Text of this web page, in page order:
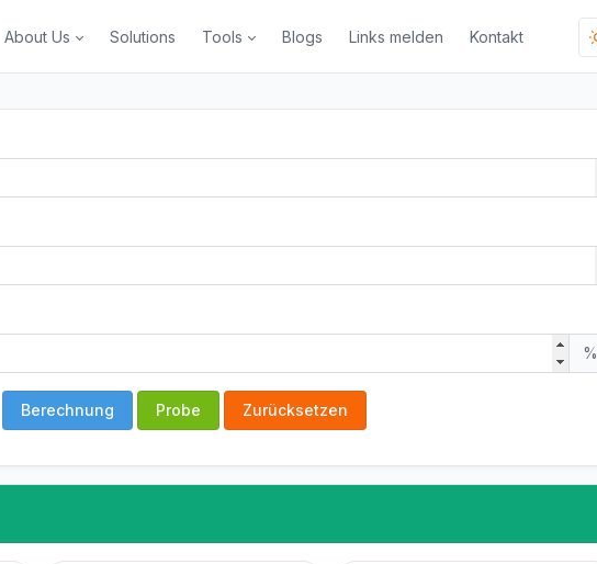
About Us Solutions Tools Blogs Links melden Kontakt
%
Berechnung Probe Zurücksetzen